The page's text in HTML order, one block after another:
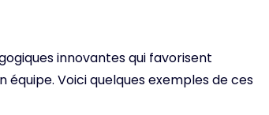
innovantes qui favorisent
Voici quelques exemples de ces